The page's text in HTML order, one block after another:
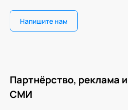
Напишите нам
Партнёрство, реклама
СМИ